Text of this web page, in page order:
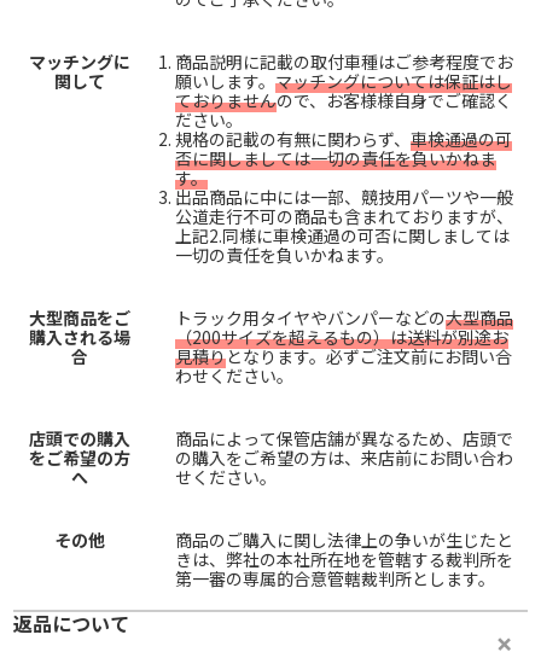
マッチングに
関して
商品説明に記載の取付車種はご参考程度でお
願いします。 マッチングについては保証はし
ておりませんので、お客様様自身でご確認く
ださい。
規格の記載の有無に関わらず、 車検通過の可
否に関しましては一切の責任を負いかねま
す。
出品商品に中には一部、競技用パーツや一般
公道走行不可の商品も含まれておりますが、
上記2.同様に車検通過の可否に関しましては
一切の責任を負いかねます。
大型商品をご
購入される場
合
トラック用タイヤやバンパーなどの大型商品
（200サイズを超えるもの）は送料が別途お
見積りとなります。必ずご注文前にお問い合
わせください。
店頭での購入
をご希望の方
へ
商品によって保管店舗が異なるため、店頭で
の購入をご希望の方は、来店前にお問い合わ
せください。
その他
商品のご購入に関し法律上の争いが生じたと
きは、弊社の本社所在地を管轄する裁判所を
第一審の専属的合意管轄裁判所とします。
返品について